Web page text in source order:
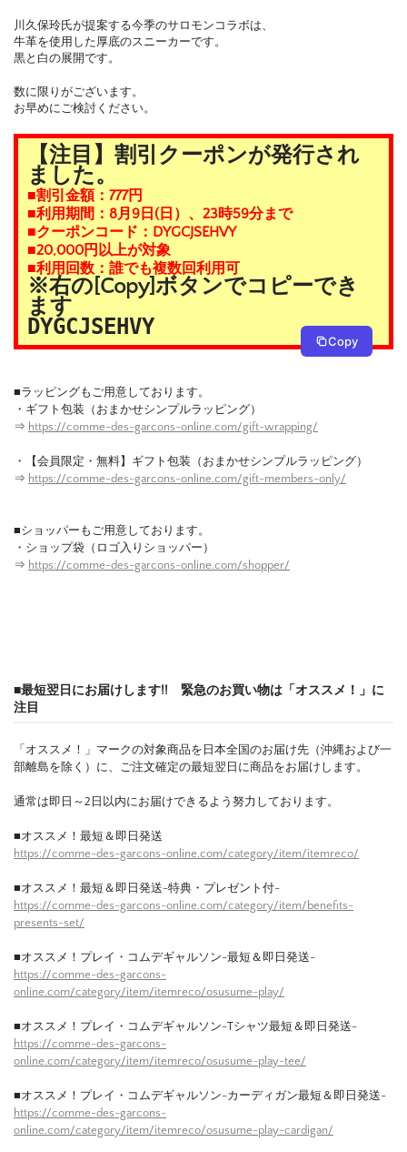
川久保玲氏が提案する今季のサロモンコラボは、
牛革を使用した厚底のスニーカーです。
黒と白の展開です。
数に限りがございます。
お早めにご検討ください。
【注目】割引クーポンが発行され
ました。
■割引金額：777円
■利用期間：8月9日(日）、23時59分まで
■クーポンコード：DYGCJSEHVY
■20,000円以上が対象
■利用回数：誰でも複数回利用可
※右の[Copy]ボタンでコピーでき
ます
DYGCJSEHVY
Copy
■ラッピングもご用意しております。
・ギフト包装（おまかせシンプルラッピング）
⇒ https://comme-des-garcons-online.com/gift-wrapping/
・【会員限定・無料】ギフト包装（おまかせシンプルラッピング）
⇒ https://comme-des-garcons-online.com/gift-members-only/
■ショッパーもご用意しております。
・ショップ袋（ロゴ入りショッパー）
⇒ https://comme-des-garcons-online.com/shopper/
■最短翌日にお届けします!! 緊急のお買い物は「オススメ！」に
注目
「オススメ！」マークの対象商品を日本全国のお届け先（沖縄および一
部離島を除く）に、ご注文確定の最短翌日に商品をお届けします。
通常は即日～2日以内にお届けできるよう努力しております。
■オススメ！最短＆即日発送
https://comme-des-garcons-online.com/category/item/itemreco/
■オススメ！最短＆即日発送-特典・プレゼント付-
https://comme-des-garcons-online.com/category/item/benefits-
presents-set/
■オススメ！プレイ・コムデギャルソン-最短＆即日発送-
https://comme-des-garcons-
online.com/category/item/itemreco/osusume-play/
■オススメ！プレイ・コムデギャルソン-Tシャツ最短＆即日発送-
https://comme-des-garcons-
online.com/category/item/itemreco/osusume-play-tee/
■オススメ！プレイ・コムデギャルソン-カーディガン最短＆即日発送-
https://comme-des-garcons-
online.com/category/item/itemreco/osusume-play-cardigan/